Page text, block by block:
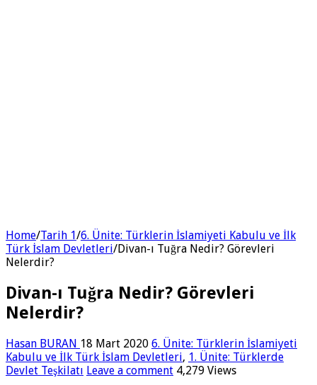
Home/Tarih 1/6. Ünite: Türklerin İslamiyeti Kabulu ve İlk
Türk İslam Devletleri/Divan-ı Tuğra Nedir? Görevleri
Nelerdir?
Divan-ı Tuğra Nedir? Görevleri
Nelerdir?
Hasan BURAN 18 Mart 2020 6. Ünite: Türklerin İslamiyeti
Kabulu ve İlk Türk İslam Devletleri, 1. Ünite: Türklerde
Devlet Teşkilatı Leave a comment 4,279 Views